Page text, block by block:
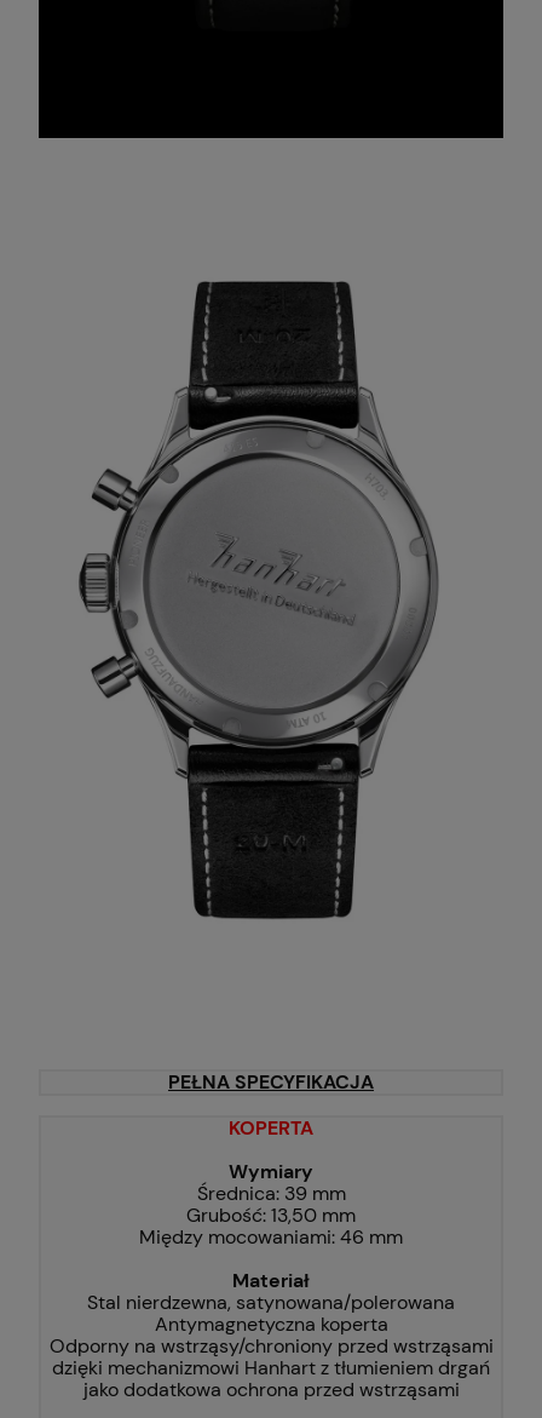
PEŁNA SPECYFIKACJA
KOPERTA
Wymiary
Średnica: 39 mm
Grubość: 13,50 mm
Między mocowaniami: 46 mm
Materiał
Stal nierdzewna, satynowana/polerowana
Antymagnetyczna koperta
Odporny na wstrząsy/chroniony przed wstrząsami
dzięki mechanizmowi Hanhart z tłumieniem drgań
jako dodatkowa ochrona przed wstrząsami